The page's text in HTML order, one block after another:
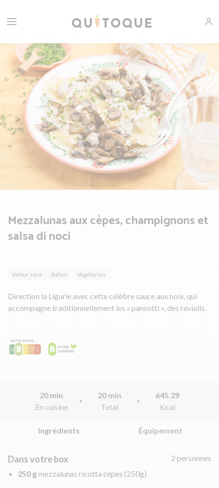
Mezzalunas aux cèpes, champignons et
salsa di noci
Valeur sûre Italien Végétarien
Direction la Ligurie avec cette célèbre sauce aux noix, qui
accompagne traditionnellement les « pansotti », des raviolis.
20 min
En cuisine
20 min
Total
645.29
Kcal
Ingrédients Équipement
Dans votre box
2 personnes
250 gmezzalunas ricotta cèpes (250g)